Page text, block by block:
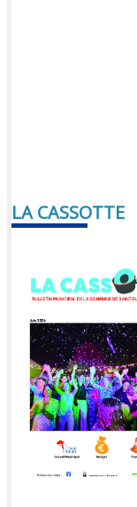
LA CASSOTTE